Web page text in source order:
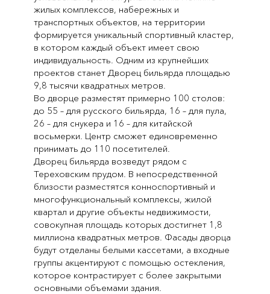
жилых комплексов, набережных и
транспортных объектов, на территории
формируется уникальный спортивный кластер,
в котором каждый объект имеет свою
индивидуальность. Одним из крупнейших
проектов станет Дворец бильярда площадью
9,8 тысячи квадратных метров.
Во дворце разместят примерно 100 столов:
до 55 – для русского бильярда, 16 – для пула,
26 – для снукера и 16 – для китайской
восьмерки. Центр сможет единовременно
принимать до 110 посетителей.
Дворец бильярда возведут рядом с
Тереховским прудом. В непосредственной
близости разместятся конноспортивный и
многофункциональный комплексы, жилой
квартал и другие объекты недвижимости,
совокупная площадь которых достигнет 1,8
миллиона квадратных метров. Фасады дворца
будут отделаны белыми кассетами, а входные
группы акцентируют с помощью остекления,
которое контрастирует с более закрытыми
основными объемами здания.